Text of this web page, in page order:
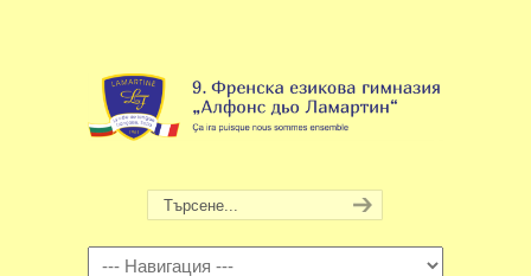
Навигация